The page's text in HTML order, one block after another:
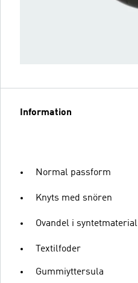
Information
Normal passform
Knyts med snören
Ovandel i syntetmaterial
Textilfoder
Gummiyttersula